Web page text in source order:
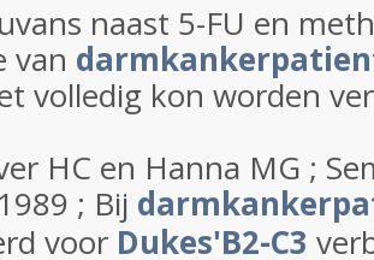
naast 5-FU en
van
volledig kon worden
HC en Hanna MG ;
; Bij
voor Dukes'B2-C3